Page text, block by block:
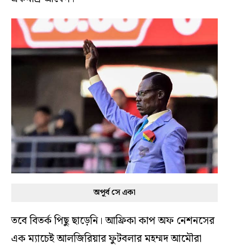
অপূর্ব সে একা
তবে বিতর্ক পিছু ছাড়েনি। আফ্রিকা কাপ অফ নেশনসের
এক ম্যাচেই আলজিরিয়ার ফুটবলার মহম্মদ আমৌরা